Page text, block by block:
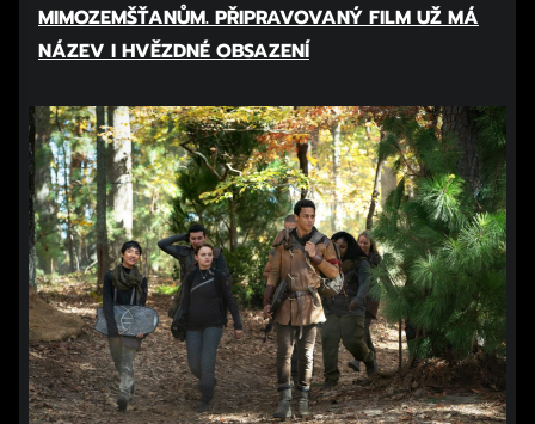
MIMOZEMŠŤANŮM. PŘIPRAVOVANÝ FILM UŽ MÁ
NÁZEV I HVĚZDNÉ OBSAZENÍ